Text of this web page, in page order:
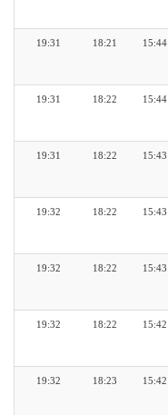
15:44
18:21
19:31
15:44
18:22
19:31
15:43
18:22
19:31
15:43
18:22
19:32
15:43
18:22
19:32
15:42
18:22
19:32
15:42
18:23
19:32